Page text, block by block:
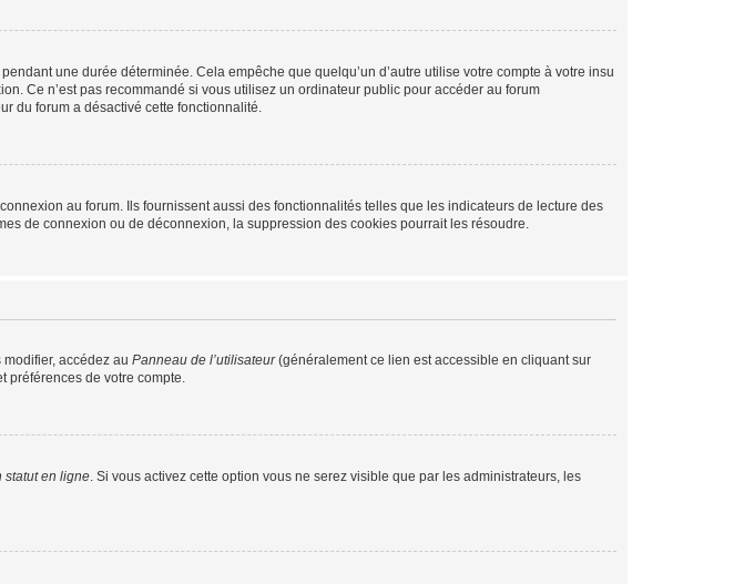
une durée déterminée. Cela empêche que quelqu’un d’autre utilise votre compte à votre insu
Ce n’est pas recommandé si vous utilisez un ordinateur public pour accéder au forum
du forum a désactivé cette fonctionnalité.
au forum. Ils fournissent aussi des fonctionnalités telles que les indicateurs de lecture des
de connexion ou de déconnexion, la suppression des cookies pourrait les résoudre.
accédez au Panneau de l’utilisateur(généralement ce lien est accessible en cliquant sur
préférences de votre compte.
statut en ligne. Si vous activez cette option vous ne serez visible que par les administrateurs, les